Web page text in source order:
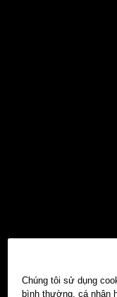
Chúng tôi sử dụng
bình thường, cá nhân